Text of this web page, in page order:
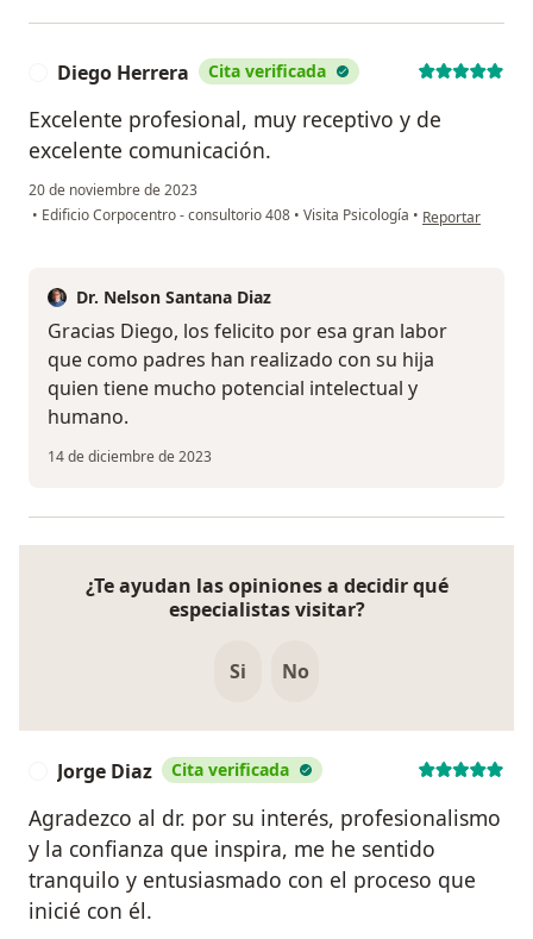
Diego Herrera Cita verificada
Excelente profesional, muy receptivo y de
excelente comunicación.
20 de noviembre de 2023
• Edificio Corpocentro - consultorio 408 • Visita Psicología • en opinión del
Reportar
Dr. Nelson Santana Diaz
Gracias Diego, los felicito por esa gran labor
que como padres han realizado con su hija
quien tiene mucho potencial intelectual y
humano.
14 de diciembre de 2023
¿Te ayudan las opiniones a decidir qué
especialistas visitar?
Si No
Jorge Diaz Cita verificada
Agradezco al dr. por su interés, profesionalismo
y la confianza que inspira, me he sentido
tranquilo y entusiasmado con el proceso que
inicié con él.